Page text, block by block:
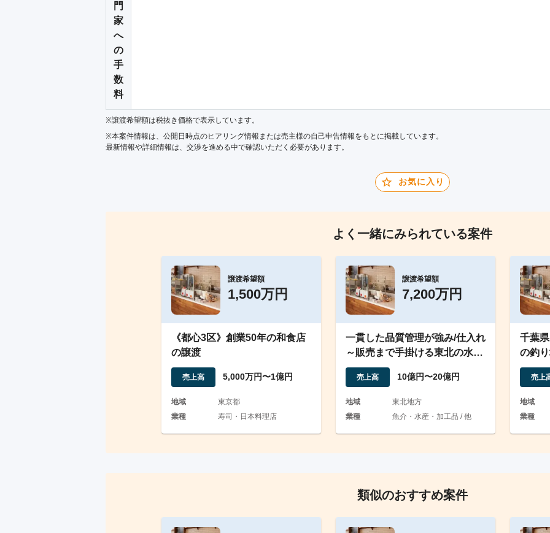
門
家
へ
の
手
数
料
※譲渡希望額は税抜き価格で表示しています。
※本案件情報は、公開日時点のヒアリング情報または売主様の自己申告情報をもとに掲載しています。
最新情報や詳細情報は、交渉を進める中で確認いただく必要があります。
お気に入り
よく一緒にみられている案件
譲渡希望額
1,500万円
《都心3区》創業50年の和食店
の譲渡
売上高 5,000万円〜1億円
地域
東京都
業種
寿司・日本料理店
譲渡希望額
7,200万円
一貫した品質管理が強み/仕入れ
～販売まで手掛ける東北の水産
加工企業/売上10億超
売上高 10億円〜20億円
地域
東北地方
業種
魚介・水産・加工品 / 他
千葉
の釣
Ｑ場
売上
地域
業種
類似のおすすめ案件